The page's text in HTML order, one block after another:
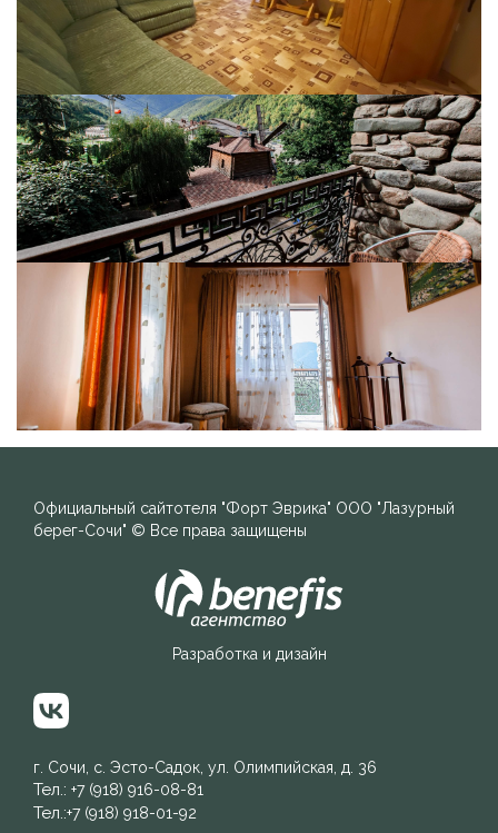
Официальный сайтотеля "Форт Эврика" ООО "Лазурный
берег-Сочи" © Все права защищены
Разработка и дизайн
г. Сочи, с. Эсто-Садок, ул. Олимпийская, д. 36
Тел.: +7 (918) 916-08-81
Тел.:+7 (918) 918-01-92